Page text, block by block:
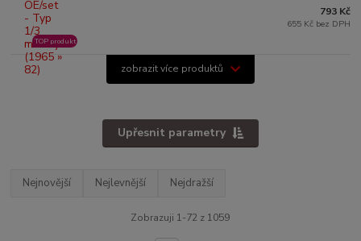
TOP produkt
793 Kč
655 Kč bez DPH
zobrazit více produktů
Upřesnit parametry
Nejnovější Nejlevnější Nejdražší
Zobrazuji 1-72 z 1059